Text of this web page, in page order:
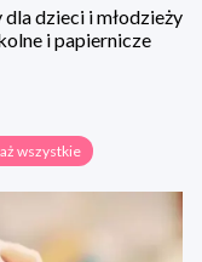
dzieci i młodzieży
i papiernicze
wszystkie